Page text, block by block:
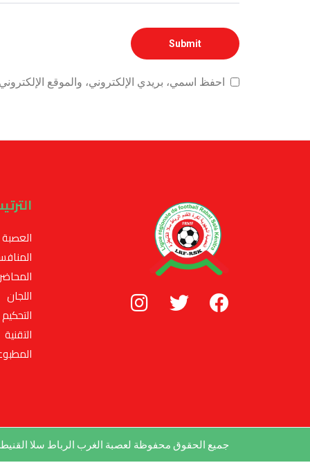
احفظ اسمي، بريدي الإلكتروني، والموقع
العصبة
المحاضر
اللجان
التحكيم
التقنية
جميع الحقوق محفوظة لعصبة الغرب الرباط سلا